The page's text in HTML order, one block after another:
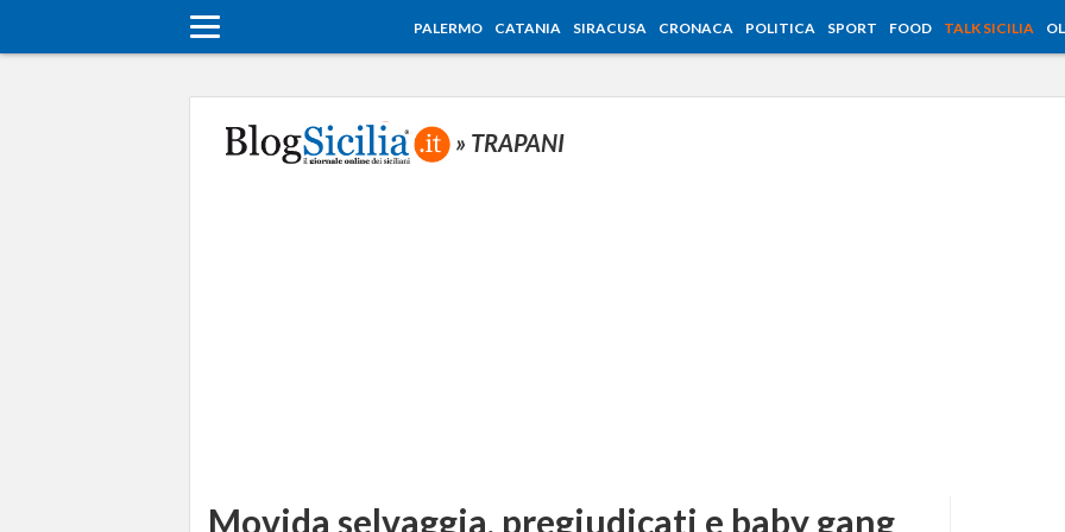
PALERMO CATANIA SIRACUSA CRONACA POLITICA SPORT FOOD TALK SICILIA
» TRAPANI
Movida selvaggia, pregiudicati e baby gang